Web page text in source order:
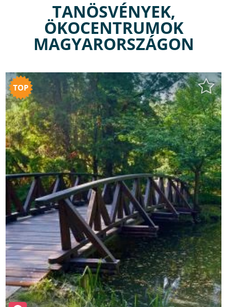
TANÖSVÉNYEK,
ÖKOCENTRUMOK
MAGYARORSZÁGON